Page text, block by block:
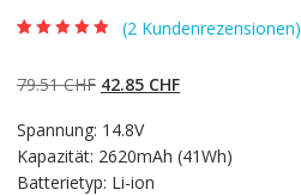
basierend auf
Kundenbewertun
(2 Kundenrezensionen)
79.51CHF Ursprünglicher
war:
79.51 CHF
42.85 CHFAktueller
42.85 CHF.
Spannung: 14.8V
Kapazität: 2620mAh (41Wh)
Batterietyp: Li-ion